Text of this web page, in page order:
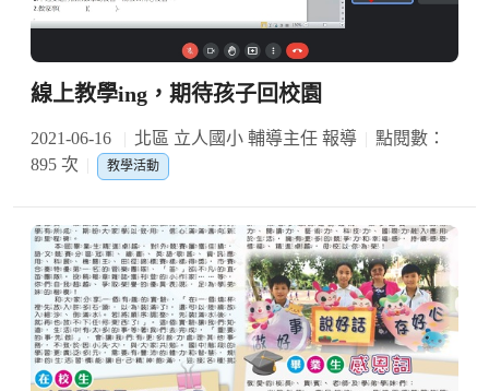
線上教學ing，期待孩子回校園
2021-06-16 北區 立人國小 輔導主任 報導
點閱數：
895 次
教學活動